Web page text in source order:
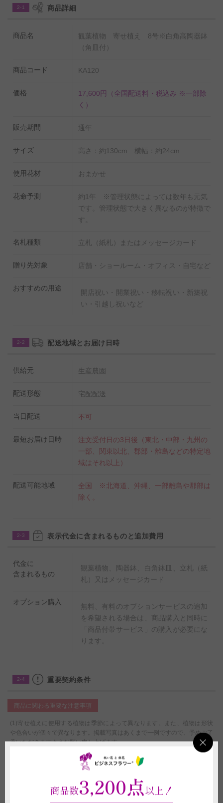
◆置くだけ簡単！肥料を無料でプレゼント！
生産農家でも使われているIB化成肥料をお付けいたします。
いません。
2-1 商品詳細
商品名
観葉植物 寄せ植え 8号※白角高陶器鉢
（角皿付）
商品コード KA120
価格 17,600円
（全国配送料・税込み ※一部除
く）
販売期間 通年
サイズ 高さ：約130cm 横幅：約24cm
使用花材 おまかせ
花命予測
約1年 ※管理状態によっては数年も元気
です。管理状態で大きく異なるのが特徴で
す。
名札種類 立札（紙札）またはメッセージカード
贈り先対象 店舗・ショールーム・オフィス・自宅など
おすすめの用途
開店祝い・開業祝い・移転祝い・新築祝
い・引越し祝いなど
2-2 配送地域とお届け日時
供給元 生産農園
配送形態 宅配配送
当日配送 不可
最短お届け日時
注文受付日の3日後（東北・中部・九州の
一部、関東以北、郡部・離島などの特定地
域はそれ以上）
配送可能地域
全国 ※北海道、沖縄、一部離島や郡部は
除く。
2-3 表示代金に含まれるものと追加費用
代金に
含まれるもの
観葉植物、陶器鉢、白角鉢皿、立札（紙
札）又はメッセージカード
オプション購入
無料、有料のオプションサービスの追加
を希望される場合は、商品購入と同時に
「商品付帯サービス」の購入が必要にな
ります。
2-4 重要契約条件
商品に関わる重要な注意事項
(1)寄せ植えに使用する植物は季節によって異なります。また、植物は形状
や色合いが個々で異なります。掲載写真はあくまで一例ですので、予めご了
承いただきますようお願い申し上げます。
(2)お届け先の気温が0度を下回る場合、また、30度を超える場合は、配送中
に植物が気温の影響で傷む可能性があるため、お申し込みをお受けできない
ことがございます。強いご希望がございましたら、気温による品質への影響
に責任が持てないことをご了承の上で配送手配をいたします。
(3)立札や鉢などの資材は掲載写真と差異が発生する場合がございます。
(4)鉢は回収しておりません。ご不要になった際は各自治体のご案内に沿っ
商品数3,200点以上！